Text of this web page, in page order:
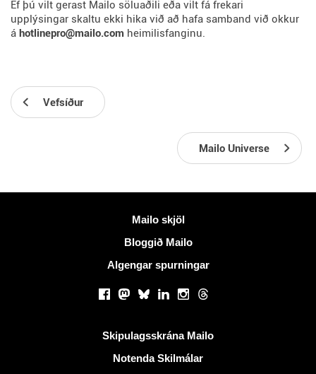
Ef þú vilt gerast Mailo söluaðili eða vilt fá frekari
upplýsingar skaltu ekki hika við að hafa samband við okkur
á hotlinepro@mailo.com heimilisfanginu.
Vefsíður
Mailo Universe
Mailo skjöl
Bloggið Mailo
Algengar spurningar
Facebook
Mastodon
BlueskyLinkedInInstagram
Threads
Skipulagsskrána Mailo
Notenda Skilmálar